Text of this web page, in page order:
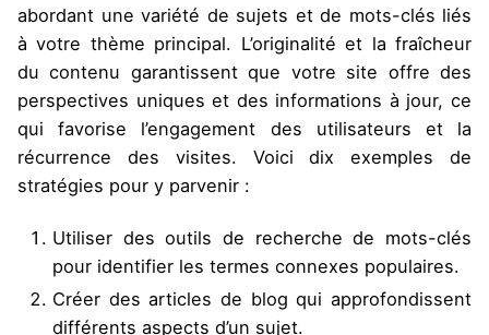
abordant une variété de sujets et de mots-clés liés
à votre thème principal. L’originalité et la fraîcheur
du contenu garantissent que votre site offre des
perspectives uniques et des informations à jour, ce
qui favorise l’engagement des utilisateurs et la
récurrence des visites. Voici dix exemples de
stratégies pour y parvenir :
Utiliser des outils de recherche de mots-clés
pour identifier les termes connexes populaires.
Créer des articles de blog qui approfondissent
différents aspects d’un sujet.